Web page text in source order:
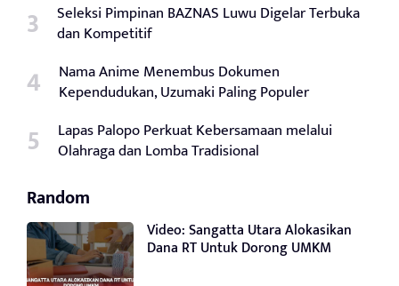
Seleksi Pimpinan BAZNAS Luwu Digelar Terbuka
dan Kompetitif
Nama Anime Menembus Dokumen
Kependudukan, Uzumaki Paling Populer
Lapas Palopo Perkuat Kebersamaan melalui
Olahraga dan Lomba Tradisional
Random
Video: Sangatta Utara Alokasikan
Dana RT Untuk Dorong UMKM